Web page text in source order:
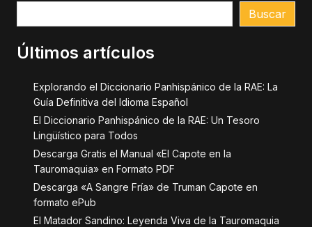
Buscar
Últimos artículos
Explorando el Diccionario Panhispánico de la RAE: La
Guía Definitiva del Idioma Español
El Diccionario Panhispánico de la RAE: Un Tesoro
Lingüístico para Todos
Descarga Gratis el Manual «El Capote en la
Tauromaquia» en Formato PDF
Descarga «A Sangre Fría» de Truman Capote en
formato ePub
El Matador Sandino: Leyenda Viva de la Tauromaquia